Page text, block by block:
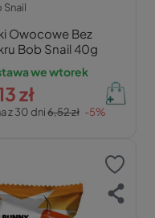
Snail
Owocowe Bez
Bob Snail 40g
we wtorek
z 30 dni6,52 zł -5%
zł